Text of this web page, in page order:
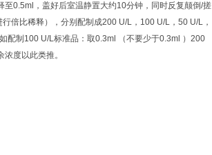
0.5ml，盖好后室温静置大约10分钟，同时反复颠倒/搓
倍比稀释），分别配制成200 U/L，100 U/L，50 U/L，
配制100 U/L标准品：取0.3ml （不要少于0.3ml ）200
度以此类推。